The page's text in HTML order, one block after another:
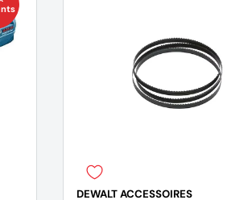
(1 avis)
DEWALT ACCESSOIRES